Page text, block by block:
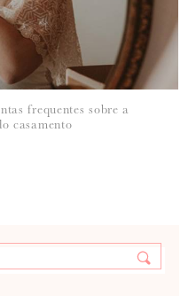
frequentes sobre a
casamento